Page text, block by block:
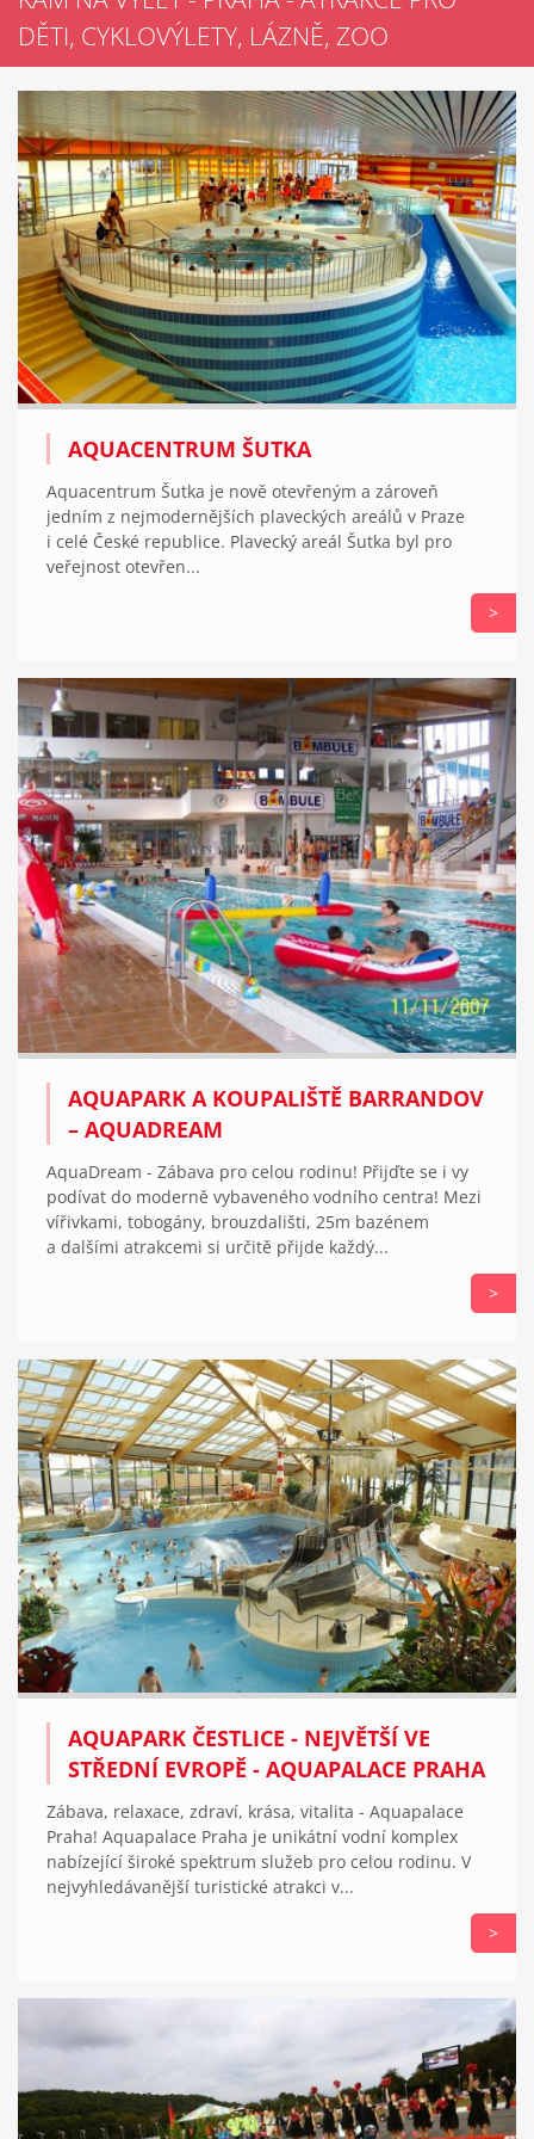
DĚTI, CYKLOVÝLETY, LÁZNĚ, ZOO
AQUACENTRUM ŠUTKA
Aquacentrum Šutka je nově otevřeným a zároveň
jedním z nejmodernějších plaveckých areálů v Praze
i celé České republice. Plavecký areál Šutka byl pro
veřejnost otevřen...
>
AQUAPARK A KOUPALIŠTĚ BARRANDOV
– AQUADREAM
AquaDream - Zábava pro celou rodinu! Přijďte se i vy
podívat do moderně vybaveného vodního centra! Mezi
vířivkami, tobogány, brouzdališti, 25m bazénem
a dalšími atrakcemi si určitě přijde každý...
>
AQUAPARK ČESTLICE - NEJVĚTŠÍ VE
STŘEDNÍ EVROPĚ - AQUAPALACE PRAHA
Zábava, relaxace, zdraví, krása, vitalita - Aquapalace
Praha! Aquapalace Praha je unikátní vodní komplex
nabízející široké spektrum služeb pro celou rodinu. V
nejvyhledávanější turistické atrakci v...
>